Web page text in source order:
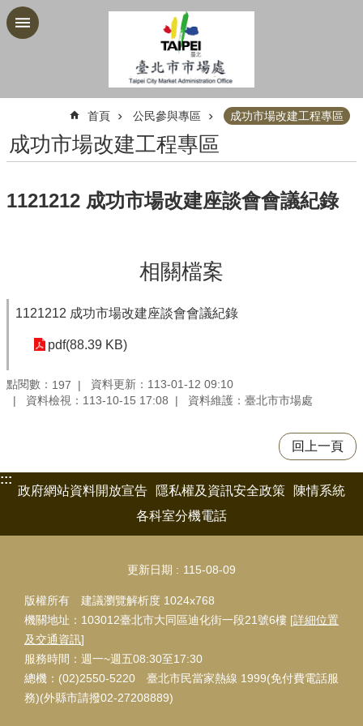
跳到主要內容區塊
首頁 公民參與專區 成功市場改建工程專區
成功市場改建工程專區
1121212 成功市場改建座談會會議紀錄
相關檔案
1121212 成功市場改建座談會會議紀錄
pdf(88.39 KB)
點閱數： 197
資料更新：113-01-12 09:10
資料檢視：113-10-15 17:08
資料維護：臺北市市場處
回上一頁
:::
政府網站資料開放宣告
隱私權及資訊安全政策
陳情系統
各科室分機電話
更新日期 115-08-09
版權所有 建議瀏覽解析度 1024x768
機關地址：103012臺北市大同區迪化街一段21號6樓 [詳細位置
及交通資訊]
服務時間：週一~週五08:30至17:30
總機：(02)2550-5220 臺北市民當家熱線 1999(免付費電話服
務)(外縣市請撥02-27208889)